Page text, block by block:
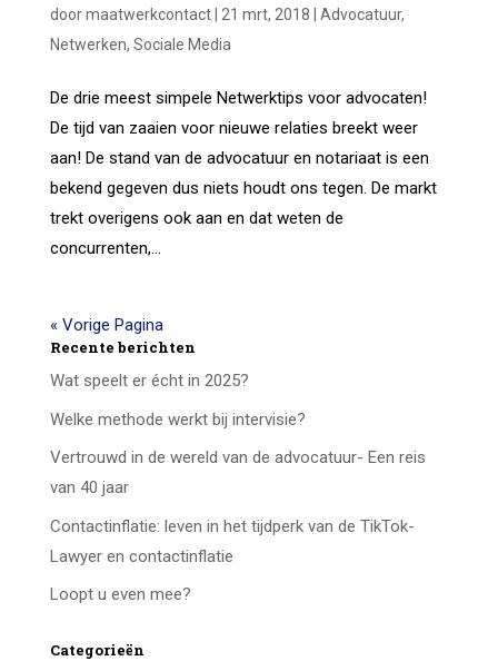
doormaatwerkcontact| 21 mrt, 2018 Advocatuur,
Netwerken, Sociale Media
De drie meest simpele Netwerktips voor advocaten!
De tijd van zaaien voor nieuwe relaties breekt weer
aan! De stand van de advocatuur en notariaat is een
bekend gegeven dus niets houdt ons tegen. De markt
trekt overigens ook aan en dat weten de
concurrenten,...
« Vorige Pagina
Recente berichten
Wat speelt er écht in 2025?
Welke methode werkt bij intervisie?
Vertrouwd in de wereld van de advocatuur- Een reis
van 40 jaar
Contactinflatie: leven in het tijdperk van de TikTok-
Lawyer en contactinflatie
Loopt u even mee?
Categorieën